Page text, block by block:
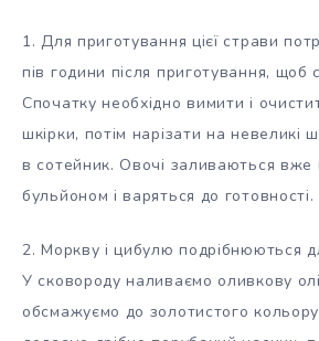
1. Для приготування цієї страви
пів години після приготування, щоб
Спочатку необхідно вимити і
шкірки, потім нарізати на невеликі
в сотейник. Овочі заливаються вже
бульйоном і варяться до готовності.
2. Моркву і цибулю подрібнюються
У сковороду наливаємо оливкову
обсмажуємо до золотистого